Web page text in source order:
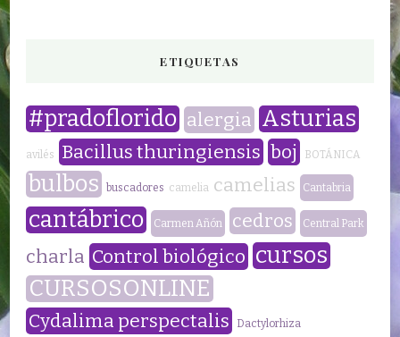
ETIQUETAS
#pradoflorido alergia Asturias
avilés Bacillus thuringiensis boj BOTÁNICA
bulbos buscadores camelia camelias Cantabria
cantábrico Carmen Añón cedros Central Park
charla Control biológico cursos
CURSOSONLINE
Cydalima perspectalis Dactylorhiza